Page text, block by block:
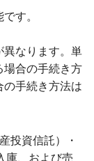
す。
異なります。単
場合の手続き方
の手続き方法は
投資信託）・
庫、および売